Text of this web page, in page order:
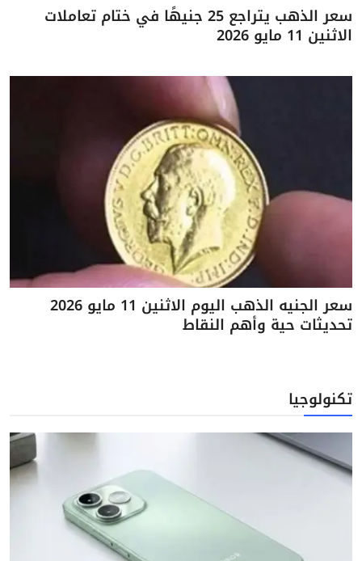
سعر الذهب يتراجع 25 جنيهًا في ختام تعاملات
الاثنين 11 مايو 2026
سعر الجنيه الذهب اليوم الاثنين 11 مايو 2026
تحديثات حية وأهم النقاط
تكنولوجيا